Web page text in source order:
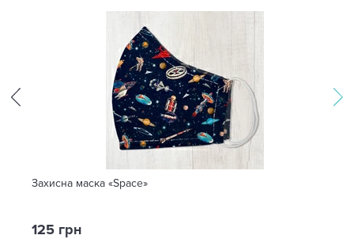
Захисна маска «Space»
125 грн